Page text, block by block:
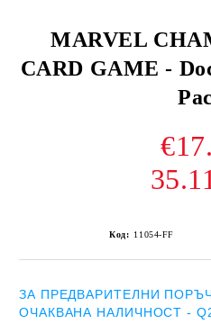
MARVEL
CARD GAME -
Код: 11054-FF
ЗА ПРЕДВАРИТЕЛНИ
ОЧАКВАНА НАЛИЧНОСТ -